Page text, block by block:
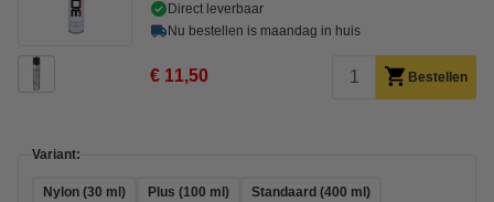
Direct leverbaar
Nu bestellen is maandag in huis
€ 11,50 Bestellen
Variant:
Nylon (30 ml) Plus (100 ml)
Standaard (400 ml)